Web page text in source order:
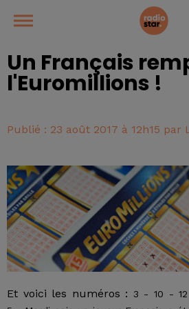
Un Français
l'Euromillions !
Publié : 23 août 2017 à 12h15 par
Et voici les numéros : 3 - 10 -